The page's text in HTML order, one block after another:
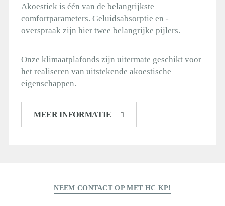
Akoestiek is één van de belangrijkste
comfortparameters. Geluidsabsorptie en -
overspraak zijn hier twee belangrijke pijlers.
Onze klimaatplafonds zijn uitermate geschikt voor
het realiseren van uitstekende akoestische
eigenschappen.
MEER INFORMATIE
NEEM CONTACT OP MET HC KP!